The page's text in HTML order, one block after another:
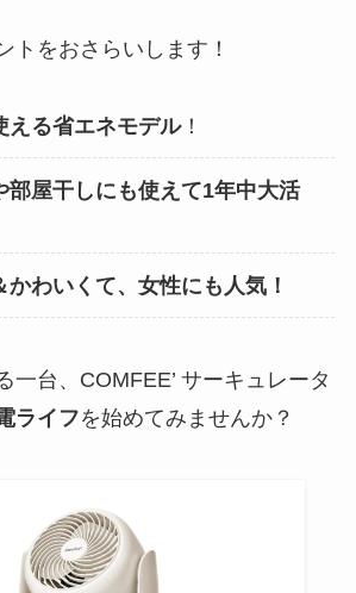
トをおさらいします！
える省エネモデル！
部屋干しにも使えて1年中大活
かわいくて、女性にも人気！
一台、COMFEE’ サーキュレータ
ライフを始めてみませんか？